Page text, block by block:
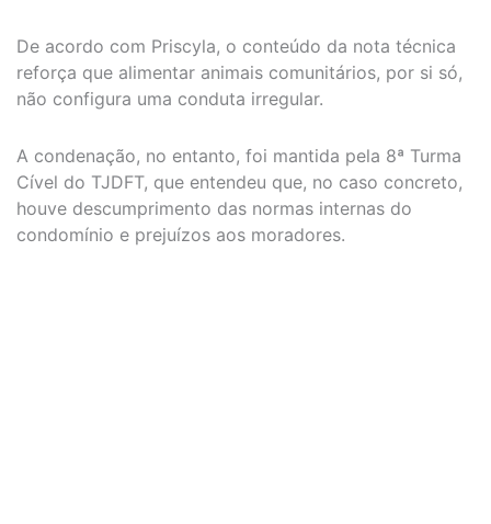
De acordo com Priscyla, o conteúdo da nota técnica
reforça que alimentar animais comunitários, por si só,
não configura uma conduta irregular.
A condenação, no entanto, foi mantida pela 8ª Turma
Cível do TJDFT, que entendeu que, no caso concreto,
houve descumprimento das normas internas do
condomínio e prejuízos aos moradores.